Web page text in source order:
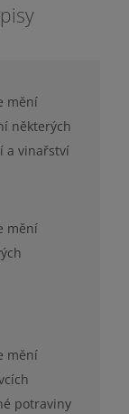
mění
některých
a vinařství
mění
mění
potraviny